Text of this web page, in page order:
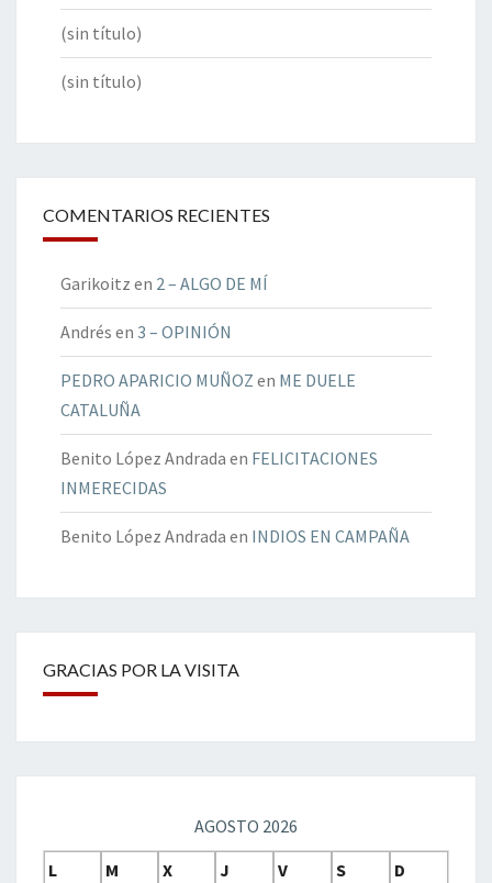
(sin título)
(sin título)
COMENTARIOS RECIENTES
Garikoitz en 2 – ALGO DE MÍ
Andrés en 3 – OPINIÓN
PEDRO APARICIO MUÑOZ en ME DUELE
CATALUÑA
Benito López Andrada en FELICITACIONES
INMERECIDAS
Benito López Andrada en INDIOS EN CAMPAÑA
GRACIAS POR LA VISITA
AGOSTO 2026
L
M X J V S
D